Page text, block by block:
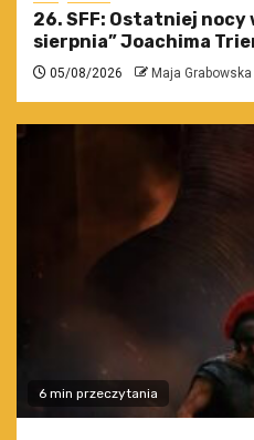
26. SFF: Ostatniej nocy
sierpnia” Joachima
05/08/2026 Maja Grabowska
6 min przeczytania